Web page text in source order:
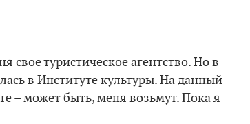
свое туристическое агентство. Но в
в Институте культуры. На данный
– может быть, меня возьмут. Пока я